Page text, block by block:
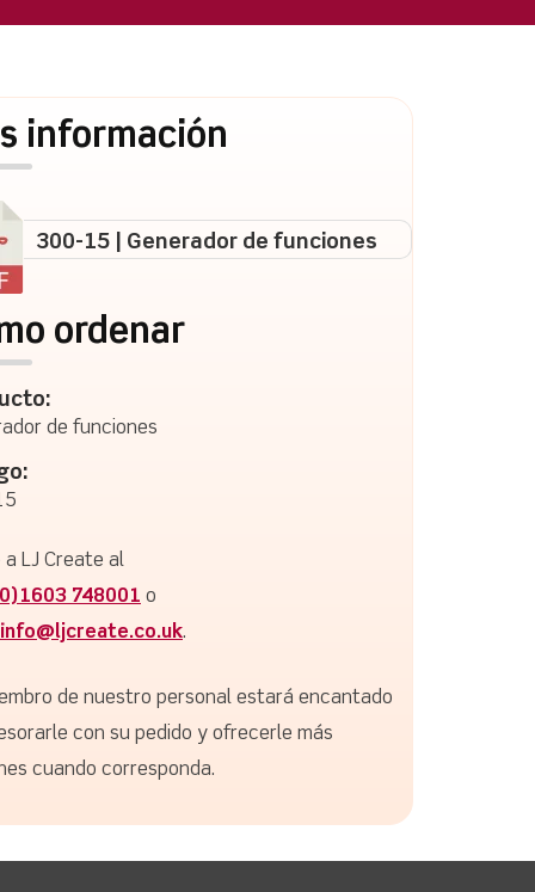
información
300-15 | Generador de funciones
ordenar
de funciones
a LJ Create al
748001 o
.
de nuestro personal estará encantado
con su pedido y ofrecerle más
cuando corresponda.